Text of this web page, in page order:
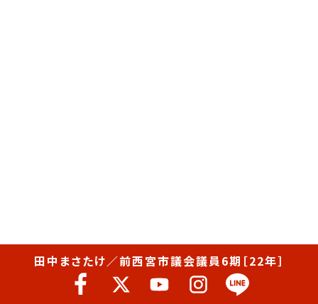
田中まさたけ／前西宮市議会議員6期［22年］